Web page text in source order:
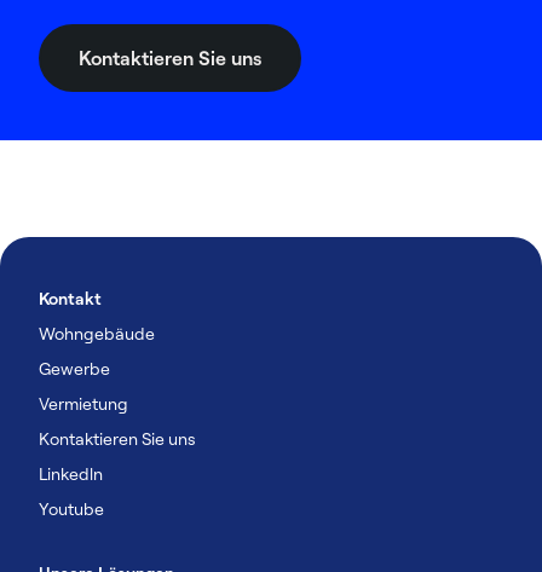
Kontaktieren Sie uns
Kontakt
Wohngebäude
Gewerbe
Vermietung
Kontaktieren Sie uns
Linkedln
Youtube